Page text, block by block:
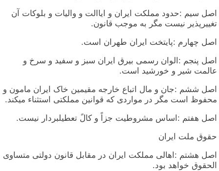
اصل سیم :حدود مملکت ایران و ایاالت و والیات و بلوکات آن
تغییرپذیر نیست مگر به موجب قانون.
اصل چهارم :پایتخت ایران طهران است.
اصل پنجم :الوان رسمی بیرق ایران سبز و سفید و سرخ و
عالمت شیر و خورشید است.
اصل ششم :جان و مال اتباع خارجه مقیمین خاک ایران مامون و
محفوظ است مگر در مواردی که قوانین مملکتی استثناء میکند.
اصل هفتم :اساس مشروطیت جزاً و کالً تعطیلبردار نیست.
حقوق ملت ایران
اصل هشتم :اهالی مملکت ایران در مقابل قانون دولتی متساوی
الحقوق خواهد بود.